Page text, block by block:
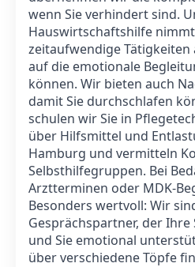
wenn Sie verhindert sind.
Hauswirtschaftshilfe
zeitaufwendige Tätigkeiten
auf die emotionale
können. Wir bieten auch
damit Sie durchschlafen
schulen wir Sie in
über Hilfsmittel und
Hamburg und vermitteln
Selbsthilfegruppen. Bei
Arztterminen oder MDK-
Besonders wertvoll: Wir
Gesprächspartner, der
und Sie emotional
über verschiedene Töpfe